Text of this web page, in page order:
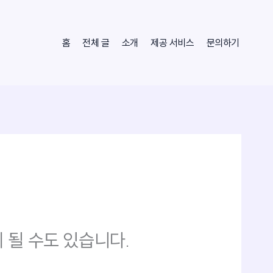
홈 전체 글 소개 제공 서비스 문의하기
될 수도 있습니다.